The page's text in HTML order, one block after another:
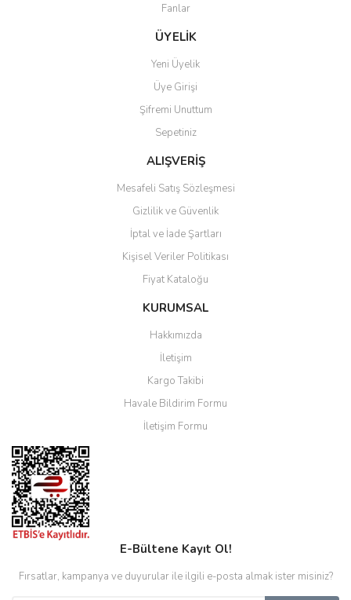
Bu ürüne benzer farklı alternatifler olmalı.
Gönder
Fanlar
ÜYELİK
Yeni Üyelik
Üye Girişi
Şifremi Unuttum
Sepetiniz
ALIŞVERİŞ
Mesafeli Satış Sözleşmesi
Gizlilik ve Güvenlik
İptal ve İade Şartları
Kişisel Veriler Politikası
Fiyat Kataloğu
KURUMSAL
Hakkımızda
İletişim
Kargo Takibi
Havale Bildirim Formu
İletişim Formu
E-Bültene Kayıt Ol!
Fırsatlar, kampanya ve duyurular ile ilgili e-posta almak ister misiniz?